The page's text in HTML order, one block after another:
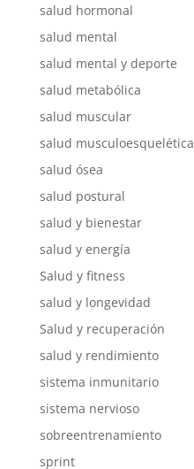
salud hormonal
salud mental
salud mental y deporte
salud metabólica
salud muscular
salud musculoesquelética
salud ósea
salud postural
salud y bienestar
salud y energía
Salud y fitness
salud y longevidad
Salud y recuperación
salud y rendimiento
sistema inmunitario
sistema nervioso
sobreentrenamiento
sprint